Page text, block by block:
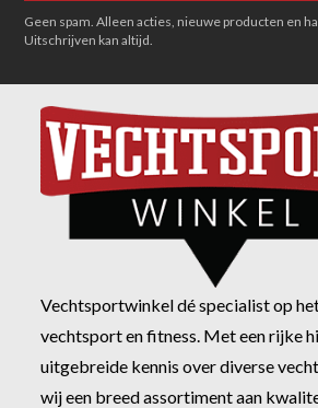
Geen spam. Alleen acties, nieuwe producten en
Uitschrijven kan altijd.
Vechtsportwinkel dé specialist op
vechtsport en fitness. Met een rijke
uitgebreide kennis over diverse
wij een breed assortiment aan